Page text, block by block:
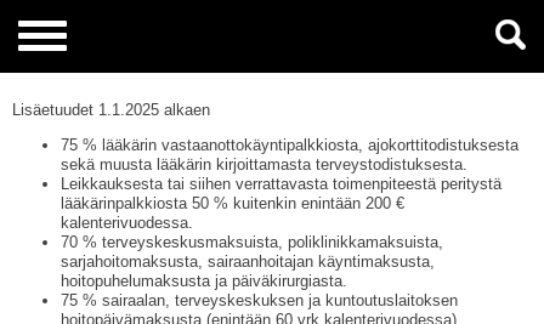
Lisäetuudet 1.1.2025 alkaen
75 % lääkärin vastaanottokäyntipalkkiosta, ajokorttitodistuksesta
sekä muusta lääkärin kirjoittamasta terveystodistuksesta.
Leikkauksesta tai siihen verrattavasta toimenpiteestä peritystä
lääkärinpalkkiosta 50 % kuitenkin enintään 200 €
kalenterivuodessa.
70 % terveyskeskusmaksuista, poliklinikkamaksuista,
sarjahoitomaksusta, sairaanhoitajan käyntimaksusta,
hoitopuhelumaksusta ja päiväkirurgiasta.
75 % sairaalan, terveyskeskuksen ja kuntoutuslaitoksen
hoitopäivämaksusta (enintään 60 vrk kalenterivuodessa).